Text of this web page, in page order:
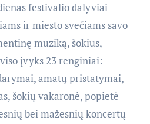
festivalio dalyviai
ir miesto svečiams savo
muziką, šokius,
įvyks 23 renginiai:
amatų pristatymai,
šokių vakaronė, popietė
bei mažesnių koncertų